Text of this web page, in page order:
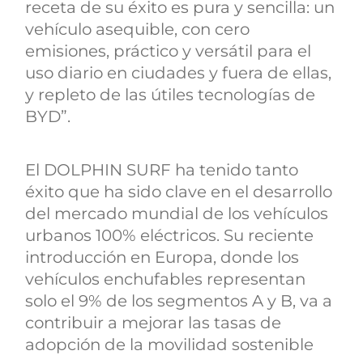
receta de su éxito es pura y sencilla: un
vehículo asequible, con cero
emisiones, práctico y versátil para el
uso diario en ciudades y fuera de ellas,
y repleto de las útiles tecnologías de
BYD”.
El DOLPHIN SURF ha tenido tanto
éxito que ha sido clave en el desarrollo
del mercado mundial de los vehículos
urbanos 100% eléctricos. Su reciente
introducción en Europa, donde los
vehículos enchufables representan
solo el 9% de los segmentos A y B, va a
contribuir a mejorar las tasas de
adopción de la movilidad sostenible